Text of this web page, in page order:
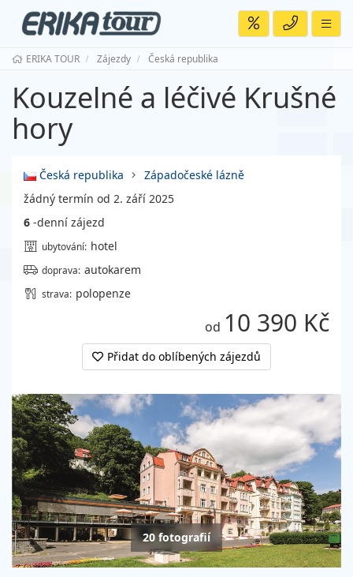
ERIKA TOUR Zájezdy Česká republika
Kouzelné a léčivé Krušné
hory
Česká republika
Západočeské lázně
žádný termín od 2. září 2025
6 -denní zájezd
ubytování: hotel
doprava: autokarem
strava: polopenze
od 10 390 Kč
Přidat do oblíbených zájezdů
20 fotografií